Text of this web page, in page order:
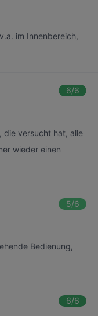
im Innenbereich,
6/6
die versucht hat, alle
wieder einen
5/6
Bedienung,
6/6